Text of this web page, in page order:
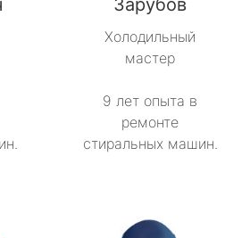
Зарубов
Холодильный
мастер
9 лет опыта в
ремонте
стиральных машин.